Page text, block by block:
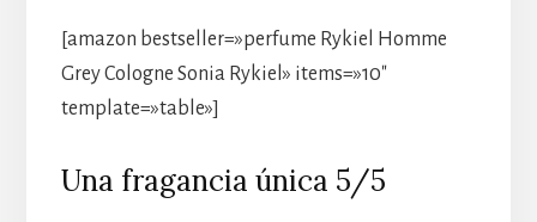
[amazon bestseller=»perfume Rykiel Homme
Grey Cologne Sonia Rykiel» items=»10″
template=»table»]
Una fragancia única 5/5